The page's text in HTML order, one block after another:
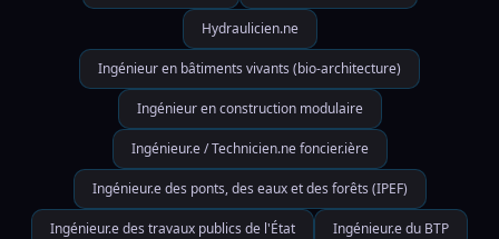
Hydraulicien.ne
Ingénieur en bâtiments vivants (bio-architecture)
Ingénieur en construction modulaire
Ingénieur.e / Technicien.ne foncier.ière
Ingénieur.e des ponts, des eaux et des forêts (IPEF)
Ingénieur.e des travaux publics de l'État Ingénieur.e du BTP